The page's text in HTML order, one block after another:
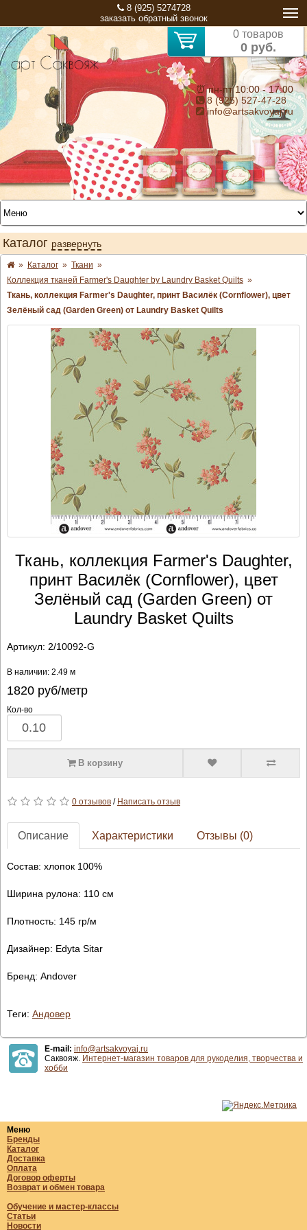
8 (925) 5274728
заказать обратный звонок
0 товаров
0 руб.
⏰ пн-пт 10:00 - 17:00
8 (925) 527-47-28
info@artsakvoyaj.ru
Каталог развернуть
» Каталог » Ткани »
Коллекция тканей Farmer's Daughter by Laundry Basket Quilts »
Ткань, коллекция Farmer's Daughter, принт Василёк (Cornflower), цвет
Зелёный сад (Garden Green) от Laundry Basket Quilts
Ткань, коллекция Farmer's Daughter,
принт Василёк (Cornflower), цвет
Зелёный сад (Garden Green) от
Laundry Basket Quilts
Артикул: 2/10092-G
В наличии: 2.49 м
1820руб/метр
Кол-во
В корзину
0 отзывов/ Написать отзыв
Описание Характеристики Отзывы (0)
Состав: хлопок 100%
Ширина рулона: 110 см
Плотность: 145 гр/м
Дизайнер: Edyta Sitar
Бренд: Andover
Теги: Андовер
E-mail: info@artsakvoyaj.ru
Саквояж. Интернет-магазин товаров для рукоделия, творчества и
хобби
Меню
Бренды
Каталог
Доставка
Оплата
Договор оферты
Возврат и обмен товара
Обучение и мастер-классы
Статьи
Новости